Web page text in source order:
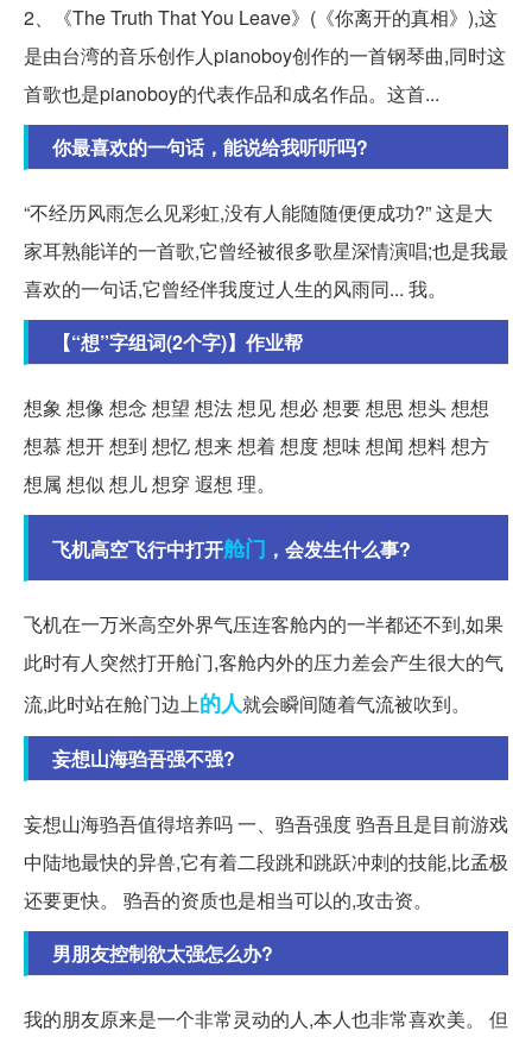
2、《The Truth That You Leave》(《你离开的真相》),这
是由台湾的音乐创作人pianoboy创作的一首钢琴曲,同时这
首歌也是pianoboy的代表作品和成名作品。这首...
你最喜欢的一句话，能说给我听听吗?
“不经历风雨怎么见彩虹,没有人能随随便便成功?” 这是大
家耳熟能详的一首歌,它曾经被很多歌星深情演唱;也是我最
喜欢的一句话,它曾经伴我度过人生的风雨同... 我。
【“想”字组词(2个字)】作业帮
想象 想像 想念 想望 想法 想见 想必 想要 想思 想头 想想
想慕 想开 想到 想忆 想来 想着 想度 想味 想闻 想料 想方
想属 想似 想儿 想穿 遐想 理。
飞机高空飞行中打开舱门 ，会发生什么事?
飞机在一万米高空外界气压连客舱内的一半都还不到,如果
此时有人突然打开舱门,客舱内外的压力差会产生很大的气
流,此时站在舱门边上的人就会瞬间随着气流被吹到。
妄想山海驺吾强不强?
妄想山海驺吾值得培养吗 一、驺吾强度 驺吾且是目前游戏
中陆地最快的异兽,它有着二段跳和跳跃冲刺的技能,比孟极
还要更快。 驺吾的资质也是相当可以的,攻击资。
男朋友控制欲太强怎么办?
我的朋友原来是一个非常灵动的人,本人也非常喜欢美。 但